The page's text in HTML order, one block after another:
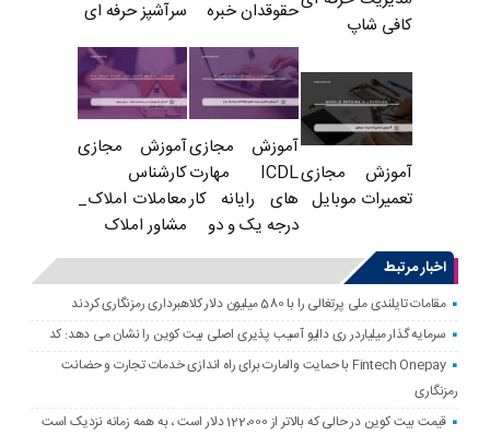
کافی شاپ
حقوقدان خبره سرآشپز حرفه ای
آموزش مجازی
تعمیرات موبایل
آموزش مجازی
ICDL مهارت
های رایانه کار
درجه یک و دو
آموزش مجازی
کارشناس
معاملات املاک_
مشاور املاک
اخبار مرتبط
مقامات تایلندی ملی پرتغالی را با 580 میلیون دلار کلاهبرداری رمزنگاری کردند
سرمایه گذار میلیاردر ری دالیو آسیب پذیری اصلی بیت کوین را نشان می دهد: کد
Fintech Onepay با حمایت والمارت برای راه اندازی خدمات تجارت و حضانت
رمزنگاری
قیمت بیت کوین در حالی که بالاتر از 122،000 دلار است ، به همه زمانه نزدیک است